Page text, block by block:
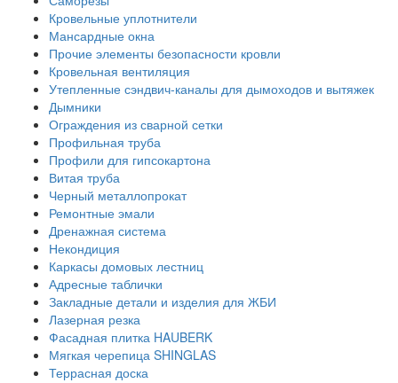
Кровельные уплотнители
Мансардные окна
Прочие элементы безопасности кровли
Кровельная вентиляция
Утепленные сэндвич-каналы для дымоходов и вытяжек
Дымники
Ограждения из сварной сетки
Профильная труба
Профили для гипсокартона
Витая труба
Черный металлопрокат
Ремонтные эмали
Дренажная система
Некондиция
Каркасы домовых лестниц
Адресные таблички
Закладные детали и изделия для ЖБИ
Лазерная резка
Фасадная плитка HAUBERK
Мягкая черепица SHINGLAS
Террасная доска